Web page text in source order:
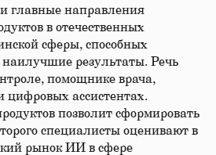
главные направления
в отечественных
сферы, способных
наилучшие результаты. Речь
помощнике врача,
цифровых ассистентах.
позволит сформировать
специалисты оценивают в
рынок ИИ в сфере